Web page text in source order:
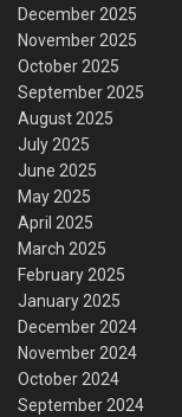
December 2025
November 2025
October 2025
September 2025
August 2025
July 2025
June 2025
May 2025
April 2025
March 2025
February 2025
January 2025
December 2024
November 2024
October 2024
September 2024